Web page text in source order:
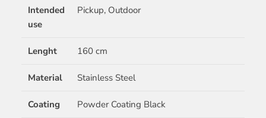
Intended
use
Pickup, Outdoor
Lenght 160 cm
Material Stainless Steel
Coating Powder Coating Black